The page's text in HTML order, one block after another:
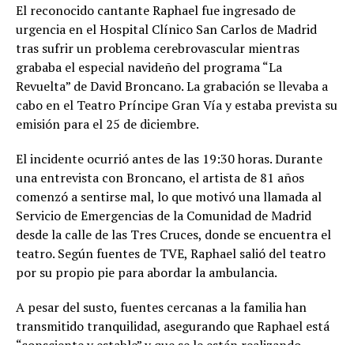
El reconocido cantante Raphael fue ingresado de
urgencia en el Hospital Clínico San Carlos de Madrid
tras sufrir un problema cerebrovascular mientras
grababa el especial navideño del programa “La
Revuelta” de David Broncano. La grabación se llevaba a
cabo en el Teatro Príncipe Gran Vía y estaba prevista su
emisión para el 25 de diciembre.
El incidente ocurrió antes de las 19:30 horas. Durante
una entrevista con Broncano, el artista de 81 años
comenzó a sentirse mal, lo que motivó una llamada al
Servicio de Emergencias de la Comunidad de Madrid
desde la calle de las Tres Cruces, donde se encuentra el
teatro. Según fuentes de TVE, Raphael salió del teatro
por su propio pie para abordar la ambulancia.
A pesar del susto, fuentes cercanas a la familia han
transmitido tranquilidad, asegurando que Raphael está